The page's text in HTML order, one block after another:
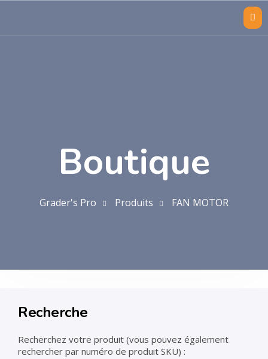
Boutique
Grader's Pro Produits FAN MOTOR
Recherche
Recherchez votre produit (vous pouvez également
rechercher par numéro de produit SKU) :